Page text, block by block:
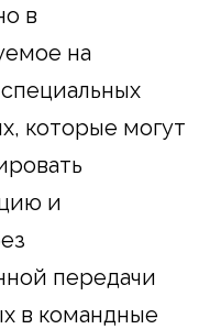
в
на
которые могут
и
передачи
в командные